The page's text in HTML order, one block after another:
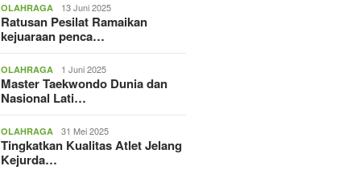
OLAHRAGA 13 Juni 2025
Ratusan Pesilat Ramaikan
kejuaraan penca…
OLAHRAGA 1 Juni 2025
Master Taekwondo Dunia dan
Nasional Lati…
OLAHRAGA 31 Mei 2025
Tingkatkan Kualitas Atlet Jelang
Kejurda…